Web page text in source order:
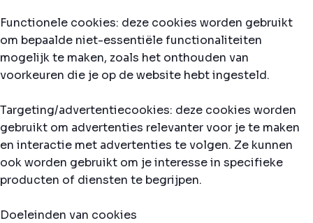
Functionele cookies: deze cookies worden gebruikt
om bepaalde niet-essentiële functionaliteiten
mogelijk te maken, zoals het onthouden van
voorkeuren die je op de website hebt ingesteld.
Targeting/advertentiecookies: deze cookies worden
gebruikt om advertenties relevanter voor je te maken
en interactie met advertenties te volgen. Ze kunnen
ook worden gebruikt om je interesse in specifieke
producten of diensten te begrijpen.
Doeleinden van cookies